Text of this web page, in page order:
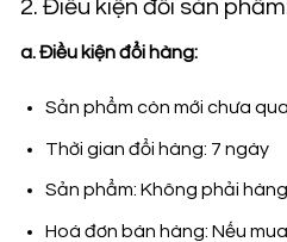
2. Điều kiện đổi sản
a. Điều kiện đổi hàng:
Sản phẩm còn mới chưa
Thời gian đổi hàng: 7 ngày
Sản phẩm: Không phải
Hoá đơn bán hàng: Nếu